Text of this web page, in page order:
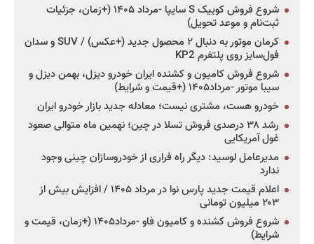
شروع فروش کوییک S سایپا -مرداد ۱۴۰۵ (+زمان، جزئیات
ثبت‌نام و موعد تحویل)
کرمان موتور به دنبال ۲ محصول جدید (+عکس) / SUV و سدان
فول‌سایز روی پلتفرم KP2
شروع فروش کامیون و کشنده ایران خودرو دیزل، بهمن دیزل و
سیبا موتور -مرداد۱۴۰۵ (+قیمت و شرایط)
خودرو هست، مشتری نیست؛ معادله جدید بازار خودرو ایران
رشد ۳۸ درصدی فروش تسلا در چین؛ نهمین ماه متوالی صعود
غول آمریکایی
مدیرعامل لوسید: دیگر راه فراری از خودروسازان چینی وجود
ندارد
اعلام قیمت جدید پارس نوا در مرداد ۱۴۰۵ / افزایش بیش از
۲۰۳ میلیون تومانی
شروع فروش کشنده و کامیون فاو -مرداد۱۴۰۵ (+زمان، قیمت و
شرایط)